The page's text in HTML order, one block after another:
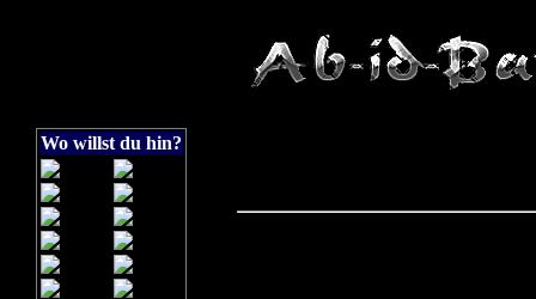
Wo willst du hin?